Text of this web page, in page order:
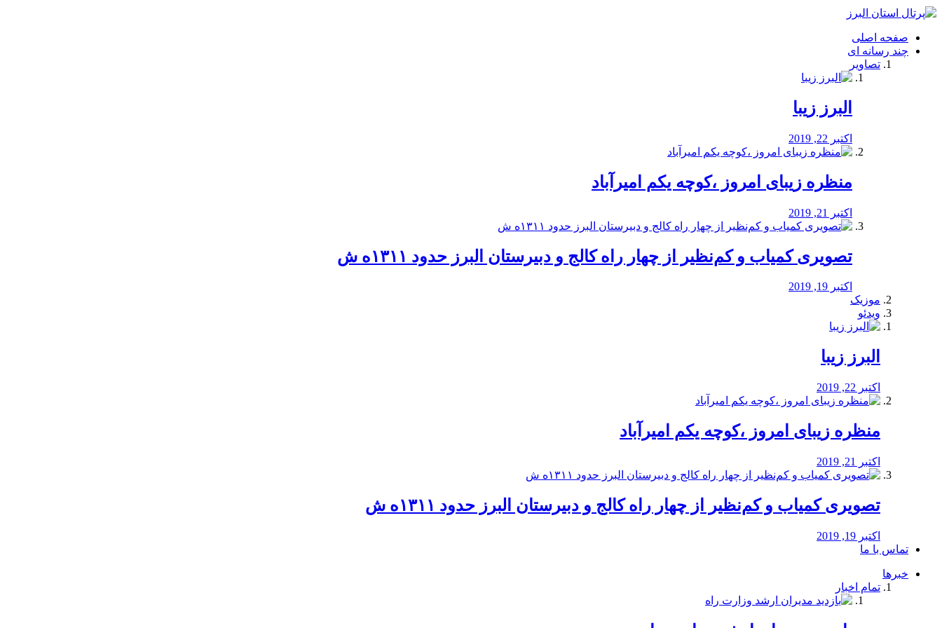
فصد
شرق
تهران
خشکشویی
صفحه اصلی
چند رسانه ای
تصاویر
البرز زیبا
اکتبر 22, 2019
منظره‌‌ زیبای امروز ،کوچه یکم امیرآباد
اکتبر 21, 2019
️تصویری کمیاب و کم‌نظیر از چهار راه كالج و دبيرستان البرز حدود ۱۳۱۱ه ش
اکتبر 19, 2019
موزیک
ویدئو
البرز زیبا
اکتبر 22, 2019
منظره‌‌ زیبای امروز ،کوچه یکم امیرآباد
اکتبر 21, 2019
️تصویری کمیاب و کم‌نظیر از چهار راه كالج و دبيرستان البرز حدود ۱۳۱۱ه ش
اکتبر 19, 2019
تماس با ما
خبرها
تمام اخبار